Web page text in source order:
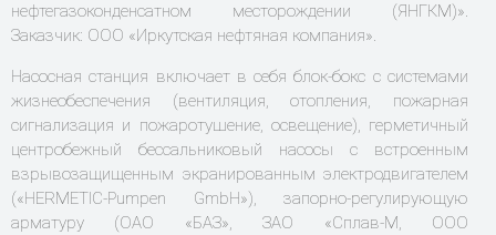
нефтегазоконденсатном месторождении (ЯНГКМ)».
Заказчик: ООО «Иркутская нефтяная компания».
Насосная станция включает в себя блок-бокс с системами
жизнеобеспечения (вентиляция, отопления, пожарная
сигнализация и пожаротушение, освещение), герметичный
центробежный бессальниковый насосы с встроенным
взрывозащищенным экранированным электродвигателем
(«HERMETIC-Pumpen GmbH»), запорно-регулирующую
арматуру (ОАО «БАЗ», ЗАО «Сплав-М, ООО